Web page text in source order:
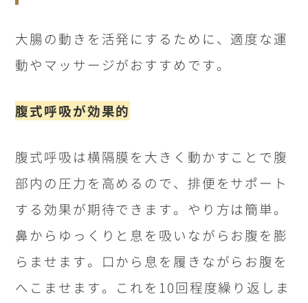
大腸の動きを活発にするために、適度な運
動やマッサージがおすすめです。
腹式呼吸が効果的
腹式呼吸は横隔膜を大きく動かすことで腹
部内の圧力を高めるので、排便をサポート
する効果が期待できます。やり方は簡単。
鼻からゆっくりと息を吸いながらお腹を膨
らませます。口から息を履きながらお腹を
へこませます。これを 10回程度繰り返しま